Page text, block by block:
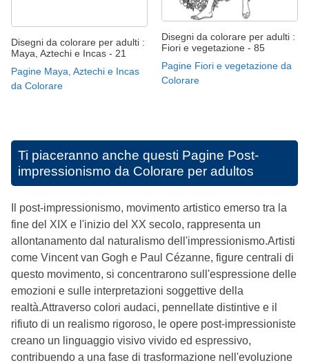
Disegni da colorare per adulti :
Maya, Aztechi e Incas - 21
Pagine Maya, Aztechi e Incas
da Colorare
Disegni da colorare per adulti :
Fiori e vegetazione - 85
Pagine Fiori e vegetazione da
Colorare
Ti piaceranno anche questi Pagine Post-
impressionismo da Colorare per adultos
Il post-impressionismo, movimento artistico emerso tra la
fine del XIX e l'inizio del XX secolo, rappresenta un
allontanamento dal naturalismo dell'impressionismo.Artisti
come Vincent van Gogh e Paul Cézanne, figure centrali di
questo movimento, si concentrarono sull'espressione delle
emozioni e sulle interpretazioni soggettive della
realtà.Attraverso colori audaci, pennellate distintive e il
rifiuto di un realismo rigoroso, le opere post-impressioniste
creano un linguaggio visivo vivido ed espressivo,
contribuendo a una fase di trasformazione nell'evoluzione